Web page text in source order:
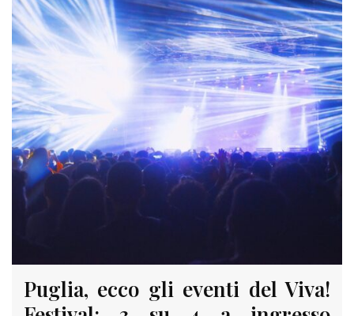
Puglia, ecco gli eventi del Viva!